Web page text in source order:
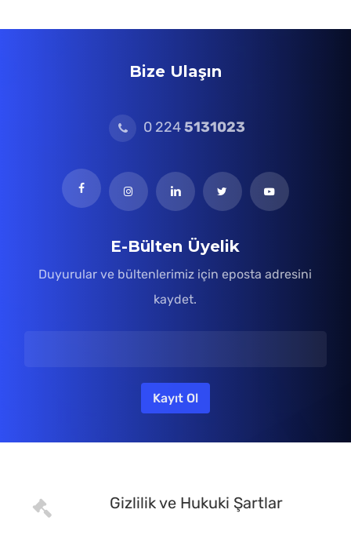
Bize Ulaşın
0 2245131023
E-Bülten Üyelik
Duyurular ve bültenlerimiz için eposta adresini
kaydet.
Gizlilik ve Hukuki Şartlar